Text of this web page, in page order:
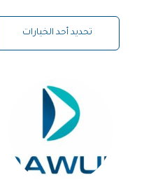
تحديد أحد الخيارات